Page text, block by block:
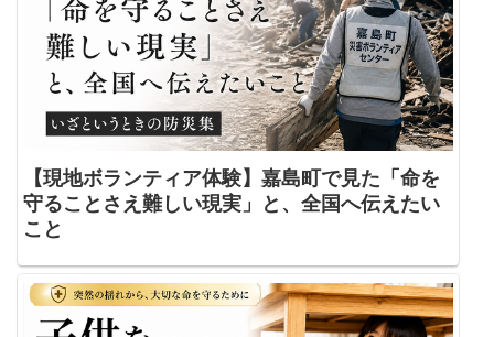
【現地ボランティア体験】嘉島町で見た「命を
守ることさえ難しい現実」と、全国へ伝えたい
こと